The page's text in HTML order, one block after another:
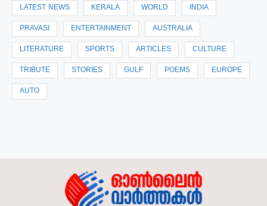
LATEST NEWS KERALA WORLD INDIA
PRAVASI ENTERTAINMENT AUSTRALIA
LITERATURE SPORTS ARTICLES CULTURE
TRIBUTE STORIES GULF POEMS EUROPE
AUTO